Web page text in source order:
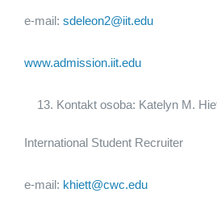
e-mail: sdeleon2@iit.edu
www.admission.iit.edu
Kontakt osoba: Katelyn M.
International Student Recruiter
e-mail: khiett@cwc.edu